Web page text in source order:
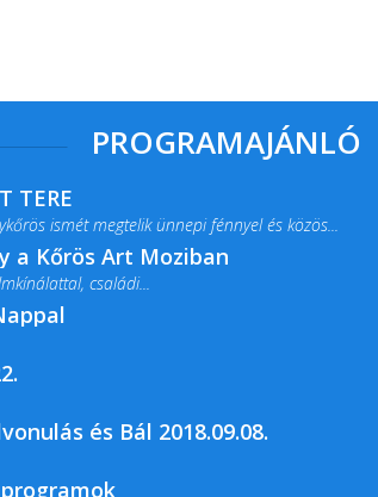
PROGRAMAJÁNLÓ
TERE
ismét megtelik ünnepi fénnyel és közös...
a Kőrös Art Moziban
családi...
Községi Könyvtár és...
és Bál 2018.09.08.